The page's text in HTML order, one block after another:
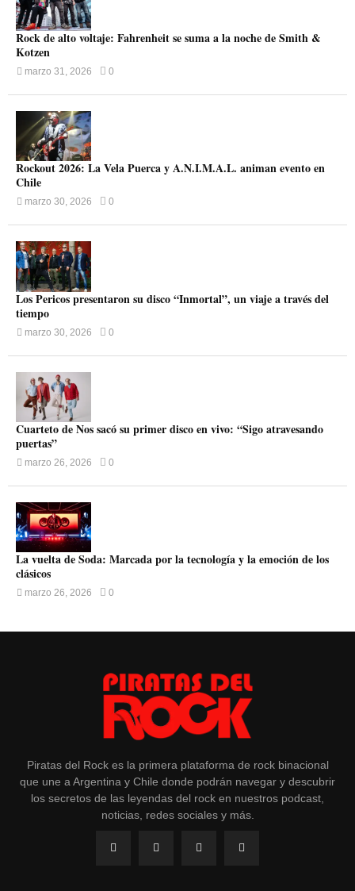
Rock de alto voltaje: Fahrenheit se suma a la noche de Smith &
Kotzen
marzo 31, 2026 0
Rockout 2026: La Vela Puerca y A.N.I.M.A.L. animan evento en
Chile
marzo 30, 2026 0
Los Pericos presentaron su disco “Inmortal”, un viaje a través del
tiempo
marzo 30, 2026 0
Cuarteto de Nos sacó su primer disco en vivo: “Sigo atravesando
puertas”
marzo 26, 2026 0
La vuelta de Soda: Marcada por la tecnología y la emoción de los
clásicos
marzo 26, 2026 0
Piratas del Rock es la primera plataforma de rock binacional
que une a Argentina y Chile donde podrán navegar y descubrir
los secretos de las leyendas del rock en nuestros podcast,
noticias, redes sociales y más.